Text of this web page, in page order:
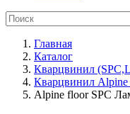
Главная
Каталог
Кварцвинил
Кварцвинил Alpine
Alpine floor SPC